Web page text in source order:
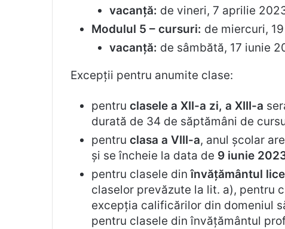
vacanță: de vineri, 7 aprilie
Modulul 5 – cursuri: de miercuri,
vacanță: de sâmbătă, 17 iunie
Excepții pentru anumite clase:
pentru clasele a XII-a zi, a XIII-a
durată de 34 de săptămâni de
pentru clasa a VIII-a, anul școlar
și se încheie la data de 9 iunie
pentru clasele dinînvățământul
claselor prevăzute la lit. a), pentru
excepția calificărilor din domeniul
pentru clasele din învățământul